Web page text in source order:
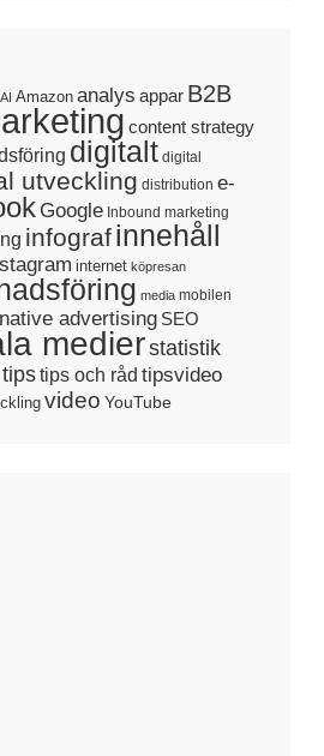
AI Amazon analys appar B2B
content strategy
digitalt digital
utveckling distribution e-
Google Inbound marketing
infografinnehåll
internet köpresan
media mobilen
native advertising SEO
medierstatistik
tipstips och råd tipsvideo
video YouTube